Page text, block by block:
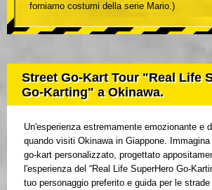
forniamo costumi della serie Mario.)
Street Go-Kart Tour "Real Life
Go-Karting" a Okinawa.
Un'esperienza estremamente emozionante e
quando visiti Okinawa in Giappone.
go-kart personalizzato, progettato
l'esperienza del “Real Life SuperHero Go-
tuo personaggio preferito e guida per le